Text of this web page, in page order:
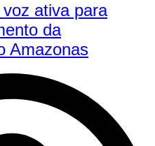
ativa para
da
Amazonas